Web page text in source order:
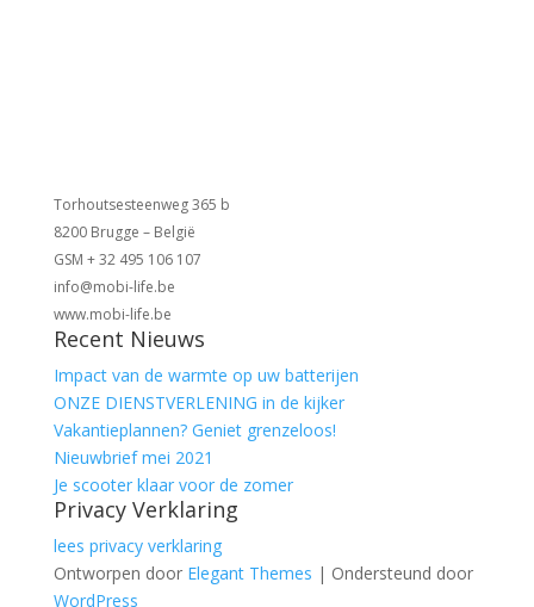
Torhoutsesteenweg 365 b
8200 Brugge – België
GSM + 32 495 106 107
info@mobi-life.be
www.mobi-life.be
Recent Nieuws
Impact van de warmte op uw batterijen
ONZE DIENSTVERLENING in de kijker
Vakantieplannen? Geniet grenzeloos!
Nieuwbrief mei 2021
Je scooter klaar voor de zomer
Privacy Verklaring
lees privacy verklaring
Ontworpen door Elegant Themes | Ondersteund door
WordPress